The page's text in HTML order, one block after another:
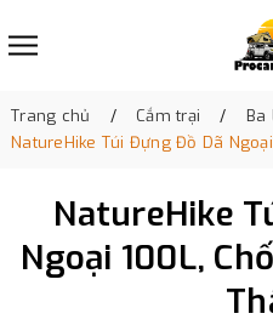
Trang chủ Cắm trại
Ba
NatureHike Túi Đựng Đồ Dã
NatureHike
Ngoại 100L,